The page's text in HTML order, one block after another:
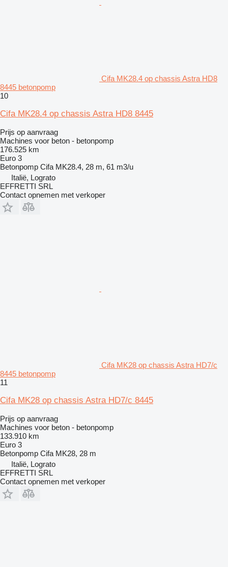
Cifa MK28.4 op chassis Astra HD8
8445 betonpomp
10
Cifa MK28.4 op chassis Astra HD8 8445
Prijs op aanvraag
Machines voor beton - betonpomp
176.525 km
Euro 3
Betonpomp Cifa MK28.4, 28 m, 61 m3/u
Italië, Lograto
EFFRETTI SRL
Contact opnemen met verkoper
Cifa MK28 op chassis Astra HD7/c
8445 betonpomp
11
Cifa MK28 op chassis Astra HD7/c 8445
Prijs op aanvraag
Machines voor beton - betonpomp
133.910 km
Euro 3
Betonpomp Cifa MK28, 28 m
Italië, Lograto
EFFRETTI SRL
Contact opnemen met verkoper